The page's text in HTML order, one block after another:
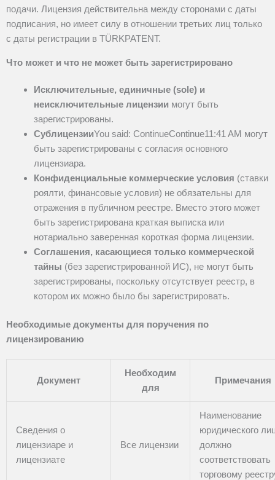
подачи. Лицензия действительна между сторонами с даты
подписания, но имеет силу в отношении третьих лиц только
с даты регистрации в TÜRKPATENT.
Что может и что не может быть зарегистрировано
Исключительные, единичные (sole) и
неисключительные лицензии могут быть
зарегистрированы.
СублицензииYou said: ContinueContinue11:41 AM могут
быть зарегистрированы с согласия основного
лицензиара.
Конфиденциальные коммерческие условия (ставки
роялти, финансовые условия) не обязательны для
отражения в публичном реестре. Вместо этого может
быть зарегистрирована краткая выписка или
нотариально заверенная короткая форма лицензии.
Соглашения, касающиеся только коммерческой
тайны (без зарегистрированной ИС), не могут быть
зарегистрированы, поскольку отсутствует реестр, в
котором их можно было бы зарегистрировать.
Необходимые документы для поручения по
лицензированию
Документ
Необходим
для
Примечания
Сведения о
лицензиаре и
лицензиате
Все лицензии
Наименование
юридического
должно
соответствовать
торговому